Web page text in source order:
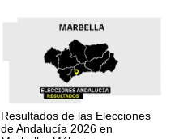
Resultados de las Elecciones
de Andalucía 2026 en